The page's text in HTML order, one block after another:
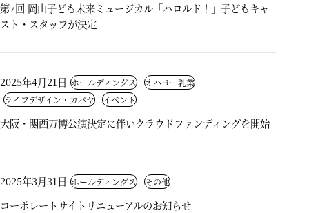
第7回 岡山子ども未来ミュージカル「ハロルド！」子どもキャ
スト・スタッフが決定
2025年4月21日 ホールディングス
オハヨー乳業
ライフデザイン・カバヤ
イベント
大阪・関西万博公演決定に伴いクラウドファンディングを開始
2025年3月31日 ホールディングス その他
コーポレートサイトリニューアルのお知らせ